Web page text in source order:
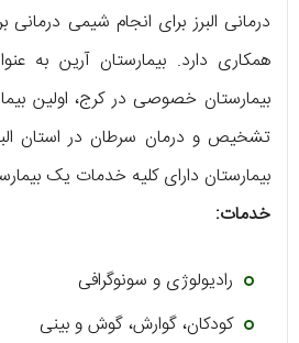
درمانی البرز برای انجام شیمی درمانی
همکاری دارد. بیمارستان آرین به
بیمارستان خصوصی در کرج، اولین
تشخیص و درمان سرطان در استان
بیمارستان دارای کلیه خدمات یک
خدمات:
رادیولوژی و سونوگرافی
کودکان، گوارش، گوش و بینی